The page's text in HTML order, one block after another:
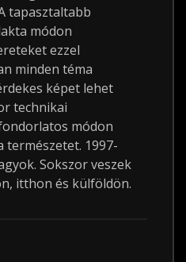
tapasztaltabb
módon
ezzel
minden téma
képet lehet
technikai
módon
1997-
Sokszor veszek
itthon és külföldön.